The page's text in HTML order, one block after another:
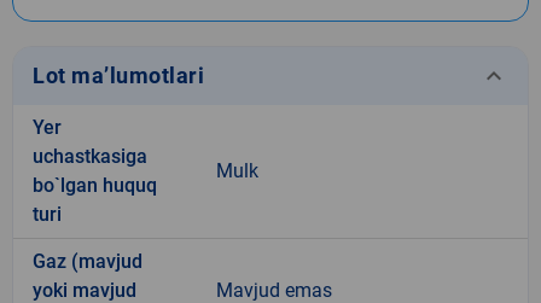
Lot ma’lumotlari keyboard_arrow_down
Yer
uchastkasiga
bo`lgan huquq
turi
Mulk
Gaz (mavjud
yoki mavjud
Mavjud emas